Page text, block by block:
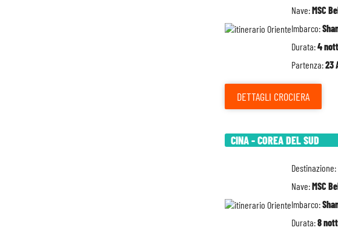
Nave:MSC
Imbarco:
Durata:4
Partenza:23
DETTAGLI CROCIERA
CINA - COREA DEL SUD
Destinazione:
Nave:MSC
Imbarco:
Durata:8